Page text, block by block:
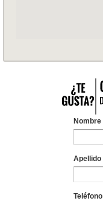
Nombre
Apellido
Teléfono